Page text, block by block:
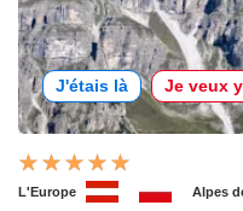
J'étais là Je veux
L'Europe Alpes